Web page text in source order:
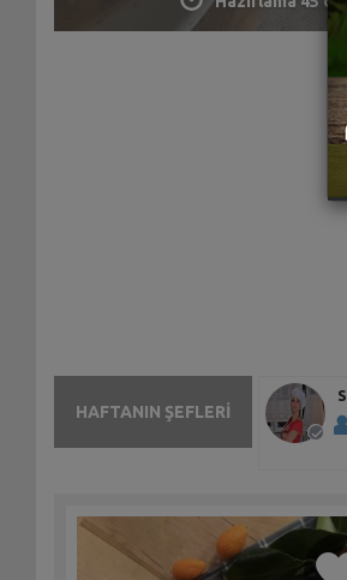
HAFTANIN ŞEFLERİ